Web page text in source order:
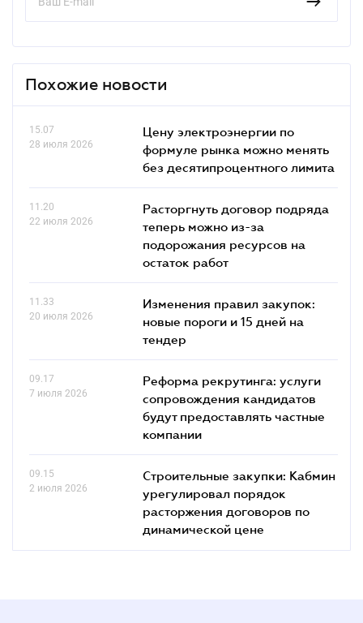
Похожие новости
15.07
28 июля 2026
Цену электроэнергии по
формуле рынка можно менять
без десятипроцентного лимита
11.20
22 июля 2026
Расторгнуть договор подряда
теперь можно из-за
подорожания ресурсов на
остаток работ
11.33
20 июля 2026
Изменения правил закупок:
новые пороги и 15 дней на
тендер
09.17
7 июля 2026
Реформа рекрутинга: услуги
сопровождения кандидатов
будут предоставлять частные
компании
09.15
2 июля 2026
Строительные закупки: Кабмин
урегулировал порядок
расторжения договоров по
динамической цене